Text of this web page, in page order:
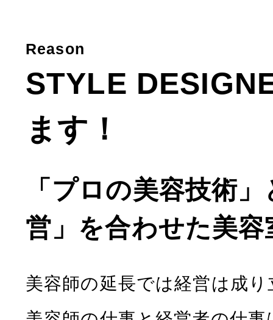
Reason
STYLE
ます！
「プロの美容技術
営」を合わせた美容
美容師の延長では経営は成